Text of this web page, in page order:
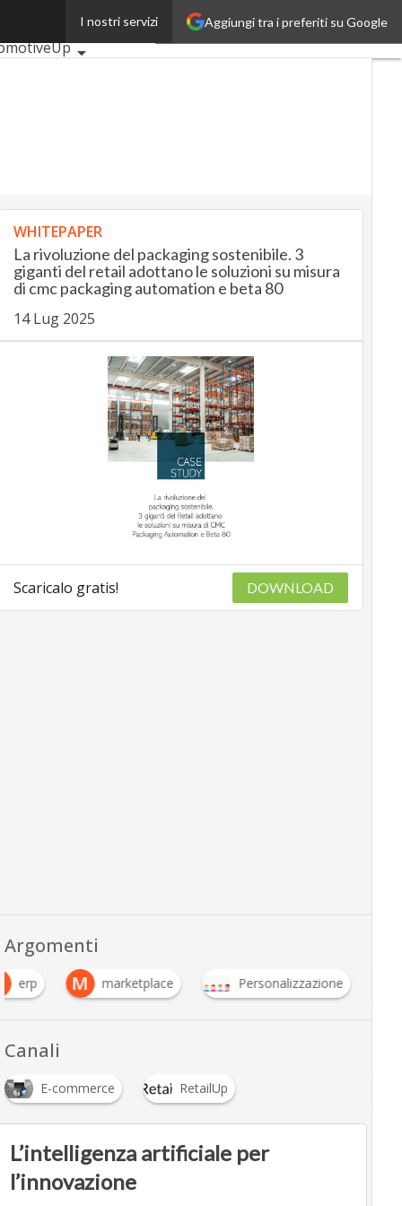
Aggiungi tra i preferiti su Google
I nostri servizi
WHITEPAPER
La rivoluzione del packaging sostenibile. 3
giganti del retail adottano le soluzioni su misura
di cmc packaging automation e beta 80
14 Lug 2025
Scaricalo gratis! DOWNLOAD
Argomenti
erp M marketplace Personalizzazione
Canali
E-commerce RetailUp
L’intelligenza artificiale per
l’innovazione